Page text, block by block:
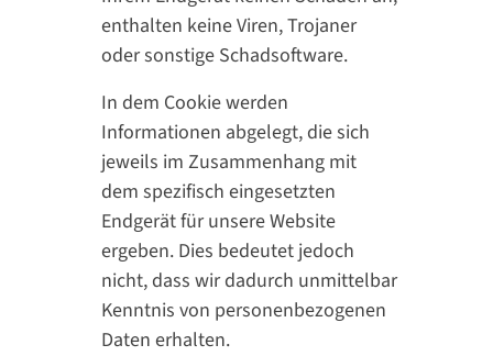
enthalten keine Viren, Trojaner
oder sonstige Schadsoftware.
In dem Cookie werden
Informationen abgelegt, die sich
jeweils im Zusammenhang mit
dem spezifisch eingesetzten
Endgerät für unsere Website
ergeben. Dies bedeutet jedoch
nicht, dass wir dadurch unmittelbar
Kenntnis von personenbezogenen
Daten erhalten.